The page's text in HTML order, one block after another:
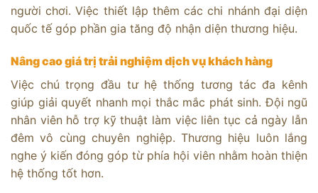
người chơi. Việc thiết lập thêm các chi nhánh đại diện
quốc tế góp phần gia tăng độ nhận diện thương hiệu.
Nâng cao giá trị trải nghiệm dịch vụ khách hàng
Việc chú trọng đầu tư hệ thống tương tác đa kênh
giúp giải quyết nhanh mọi thắc mắc phát sinh. Đội ngũ
nhân viên hỗ trợ kỹ thuật làm việc liên tục cả ngày lẫn
đêm vô cùng chuyên nghiệp. Thương hiệu luôn lắng
nghe ý kiến đóng góp từ phía hội viên nhằm hoàn thiện
hệ thống tốt hơn.